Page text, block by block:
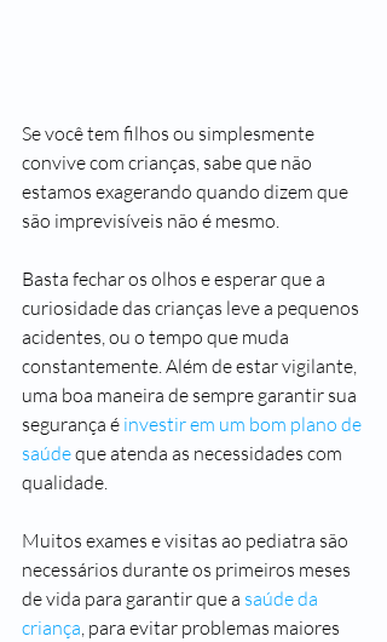
Se você tem filhos ou simplesmente
convive com crianças, sabe que não
estamos exagerando quando dizem que
são imprevisíveis não é mesmo.
Basta fechar os olhos e esperar que a
curiosidade das crianças leve a pequenos
acidentes, ou o tempo que muda
constantemente. Além de estar vigilante,
uma boa maneira de sempre garantir sua
segurança é investir em um bom plano de
saúde que atenda as necessidades com
qualidade.
Muitos exames e visitas ao pediatra são
necessários durante os primeiros meses
de vida para garantir que a saúde da
criança , para evitar problemas maiores